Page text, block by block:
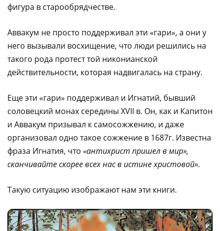
фигура в старообрядчестве.
Аввакум не просто поддерживал эти «гари», а они у
него вызывали восхищение, что люди решились на
такого рода протест той никонианской
действительности, которая надвигалась на страну.
Еще эти «гари» поддерживал и Игнатий, бывший
соловецкий монах середины XVII в. Он, как и Капитон
и Аввакум призывал к самосожжению, и даже
организовал одно такое сожжение в 1687г. Известна
фраза Игнатия, что «антихрист пришел в мир»,
сканчивайте скорее всех нас в истине христовой».
Такую ситуацию изображают нам эти книги.